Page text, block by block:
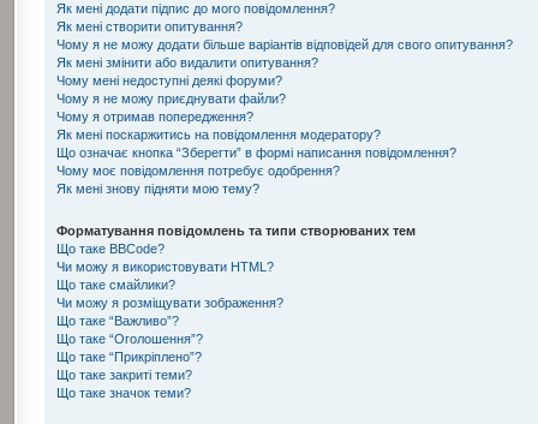
Як мені додати підпис до мого повідомлення?
Як мені створити опитування?
Чому я не можу додати більше варіантів відповідей для свого опитування?
Як мені змінити або видалити опитування?
Чому мені недоступні деякі форуми?
Чому я не можу приєднувати файли?
Чому я отримав попередження?
Як мені поскаржитись на повідомлення модератору?
Що означає кнопка “Зберегти” в формі написання повідомлення?
Чому моє повідомлення потребує одобрення?
Як мені знову підняти мою тему?
Форматування повідомлень та типи створюваних тем
Що таке BBCode?
Чи можу я використовувати HTML?
Що таке смайлики?
Чи можу я розміщувати зображення?
Що таке “Важливо”?
Що таке “Оголошення”?
Що таке “Прикріплено”?
Що таке закриті теми?
Що таке значок теми?